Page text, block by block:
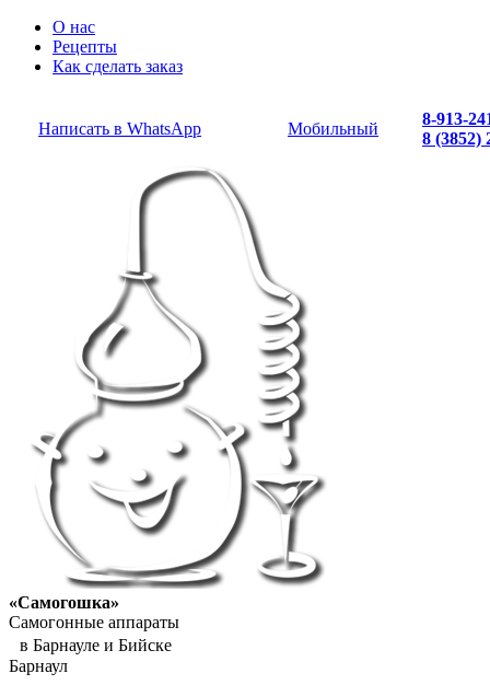
О нас
Рецепты
Как сделать заказ
Написать в WhatsApp Мобильный
8-913-
8 (3852)
«Самогошка»
Самогонные аппараты
в Барнауле и Бийске
Барнаул